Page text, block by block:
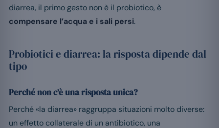
diarrea, il primo gesto non è il probiotico, è
compensare l’acqua e i sali persi.
Probiotici e diarrea: la risposta dipende dal
tipo
Perché non c’è una risposta unica?
Perché «la diarrea» raggruppa situazioni molto diverse:
un effetto collaterale di un antibiotico, una